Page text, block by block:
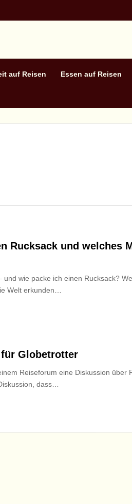
auf Reisen Essen auf Reisen
Rucksack und welches
und wie packe ich einen Rucksack?
Welt erkunden…
Globetrotter
Reiseforum eine Diskussion über
dass…